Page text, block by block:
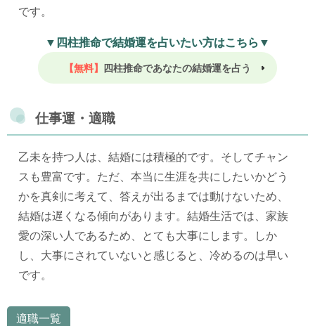
です。
▼四柱推命で結婚運を占いたい方はこちら▼
【無料】 四柱推命であなたの結婚運を占う
仕事運・適職
乙未を持つ人は、結婚には積極的です。そしてチャン
スも豊富です。ただ、本当に生涯を共にしたいかどう
かを真剣に考えて、答えが出るまでは動けないため、
結婚は遅くなる傾向があります。結婚生活では、家族
愛の深い人であるため、とても大事にします。しか
し、大事にされていないと感じると、冷めるのは早い
です。
適職一覧